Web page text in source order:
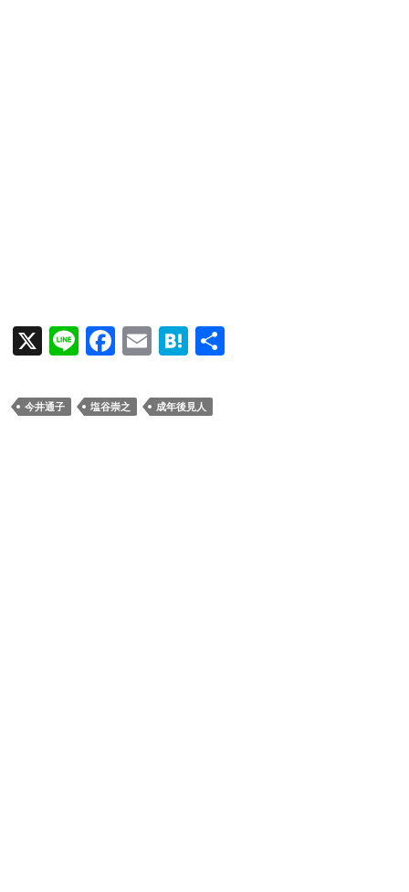
X
Li
e
F
e
b
E
ail
H
e
n
今井通子 塩谷崇之 成年後見人